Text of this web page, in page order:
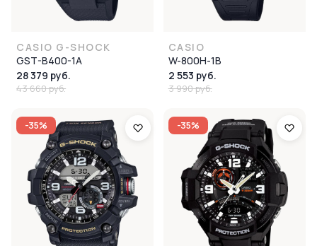
CASIO G-SHOCK
GST-B400-1A
28 379 руб.
43 660 руб.
CASIO
W-800H-1B
2 553 руб.
3 990 руб.
-35% -35%